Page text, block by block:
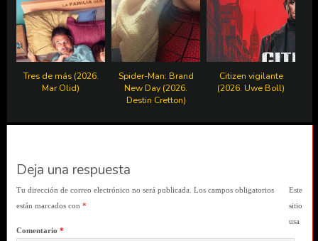
Tres de más (2026.
Mar Olid)
Spider-Man: Brand
New Day (2026.
Destin Cretton)
Citizen vigilante
(2026. Uwe Boll)
Deja una respuesta
Tu dirección de correo electrónico no será publicada. Los campos obligatorios
están marcados con *
Comentario *
Este
sitio
usa